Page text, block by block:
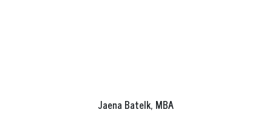
Jaena Batelk, MBA